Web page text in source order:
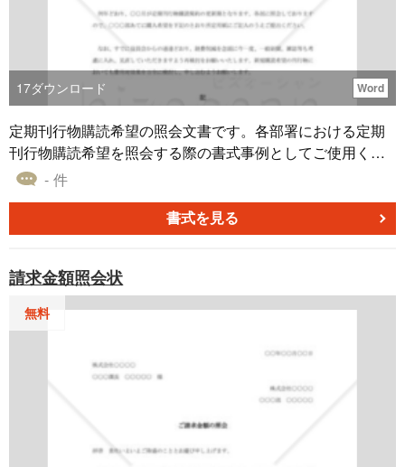
17ダウンロード Word
定期刊行物購読希望の照会文書です。各部署における定期
刊行物購読希望を照会する際の書式事例としてご使用くだ
さい。- 件
書式を見る
請求金額照会状
無料